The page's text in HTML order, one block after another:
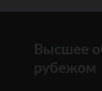
Высшее
рубежом